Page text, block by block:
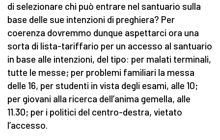
di selezionare chi può entrare nel santuario sulla
base delle sue intenzioni di preghiera? Per
coerenza dovremmo dunque aspettarci ora una
sorta di lista-tariffario per un accesso al santuario
in base alle intenzioni, del tipo: per malati terminali,
tutte le messe; per problemi familiari la messa
delle 16, per studenti in vista degli esami, alle 10;
per giovani alla ricerca dell’anima gemella, alle
11.30; per i politici del centro-destra, vietato
l’accesso.